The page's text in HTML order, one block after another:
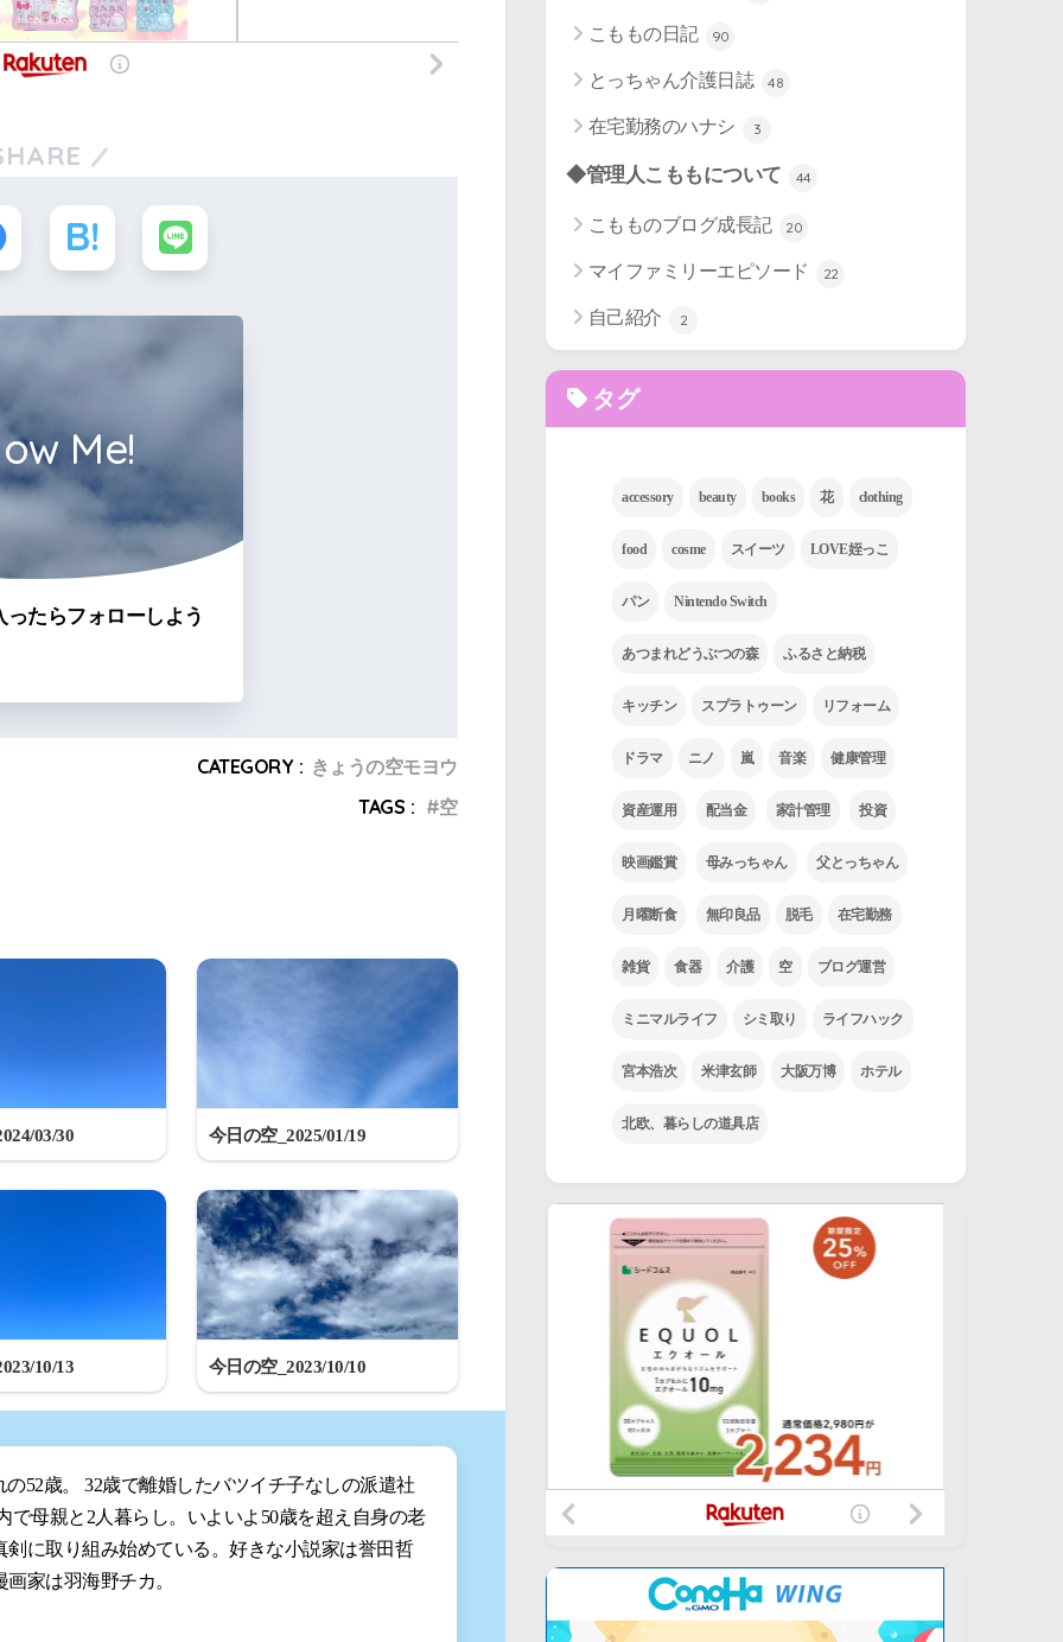
Me!
たらフォローしよう
CATEGORY : きょうの空モヨウ
TAGS :
空
03/30 今日の空_2025/01/19
10/13 今日の空_2023/10/10
の52歳。 32歳で離婚したバツイチ子なしの派遣社
で母親と2人暮らし。いよいよ50歳を超え自身の老
剣に取り組み始めている。好きな小説家は誉田哲
家は羽海野チカ。
こももの日記 90
とっちゃん介護日誌 48
在宅勤務のハナシ 3
◆管理人こももについて 44
こもものブログ成長記 20
マイファミリーエピソード 22
自己紹介 2
タグ
accessory beauty books 花 clothing
food cosme スイーツ LOVE姪っこ
パン Nintendo Switch
あつまれどうぶつの森 ふるさと納税
キッチン スプラトゥーン リフォーム
ドラマ ニノ 嵐 音楽 健康管理
資産運用 配当金 家計管理 投資
映画鑑賞 母みっちゃん 父とっちゃん
月曜断食 無印良品 脱毛 在宅勤務
雑貨 食器 介護 空 ブログ運営
ミニマルライフ シミ取り ライフハック
宮本浩次 米津玄師 大阪万博 ホテル
北欧、暮らしの道具店